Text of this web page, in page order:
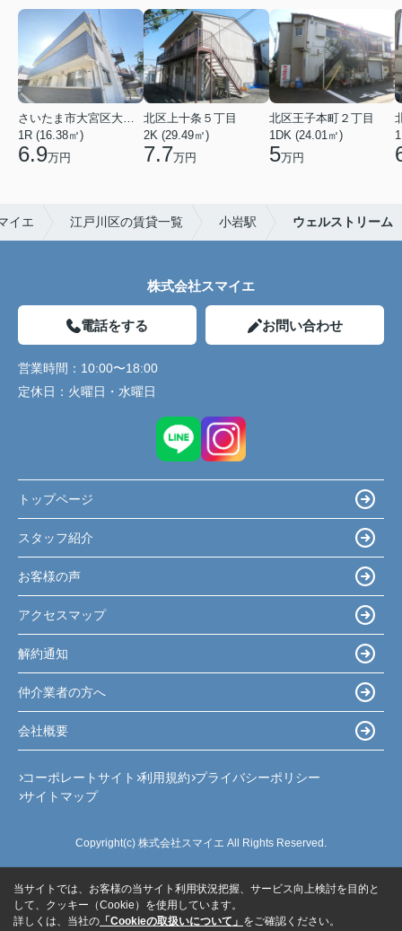
さいたま市大宮区大成町１丁目
1R (16.38㎡)
6.9万円
北区上十条５丁目
2K (29.49㎡)
7.7万円
北区王子本町２丁目
1DK (24.01㎡)
5万円
イエ 江戸川区の賃貸一覧 小岩駅 ウェルストリーム
株式会社スマイエ
電話をする お問い合わせ
営業時間： 10:00〜18:00
定休日： 火曜日・水曜日
トップページ
スタッフ紹介
お客様の声
アクセスマップ
解約通知
仲介業者の方へ
会社概要
コーポレートサイト 利用規約 プライバシーポリシー
サイトマップ
Copyright(c) 株式会社スマイエ All Rights Reserved.
当サイトでは、お客様の当サイト利用状況把握、サービス向上検討を目的と
して、クッキー（Cookie）を使用しています。
詳しくは、当社の 「Cookieの取扱いについて」 をご確認ください。